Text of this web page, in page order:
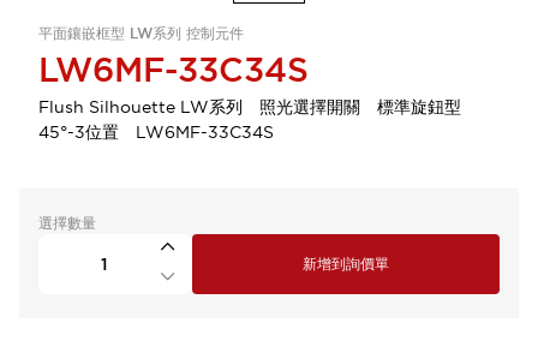
平面鑲嵌框型 LW系列 控制元件
LW6MF-33C34S
Flush Silhouette LW系列 照光選擇開關 標準旋鈕型
45°-3位置 LW6MF-33C34S
選擇數量
新增到詢價單